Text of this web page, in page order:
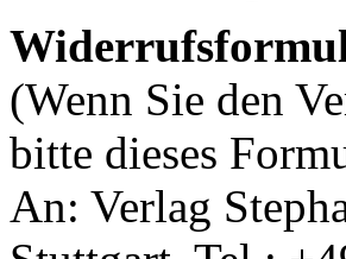
(Wenn Sie den
bitte dieses
An: Verlag